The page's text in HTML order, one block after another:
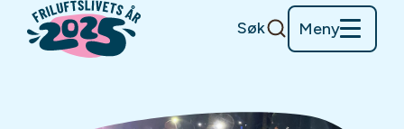
Søk Meny